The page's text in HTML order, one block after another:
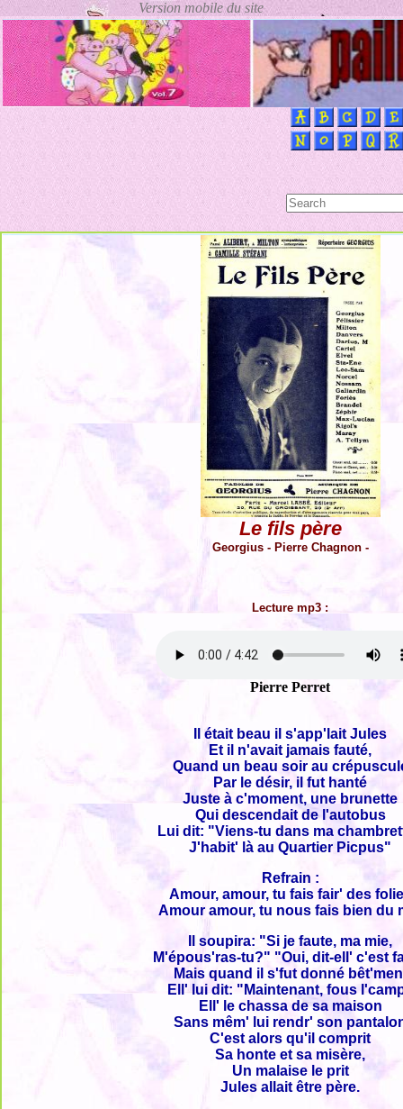
Le fils père
Georgius - Pierre Chagnon -
Lecture mp3 :
Pierre Perret
Il était beau il s'app'lait Jules
Et il n'avait jamais fauté,
Quand un beau soir au
Par le désir, il fut hanté
Juste à c'moment, une brunette
Qui descendait de l'autobus
Lui dit: "Viens-tu dans ma
J'habit' là au Quartier Picpus"
Refrain :
Amour, amour, tu fais fair' des
Amour amour, tu nous fais bien du
Il soupira: "Si je faute, ma mie,
M'épous'ras-tu?" "Oui, dit-ell' c'est
Mais quand il s'fut donné
Ell' lui dit: "Maintenant, fous
Ell' le chassa de sa maison
Sans mêm' lui rendr' son
C'est alors qu'il comprit
Sa honte et sa misère,
Un malaise le prit
Jules allait être père.